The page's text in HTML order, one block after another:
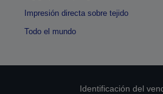
Impresión directa sobre tejido
Todo el mundo
Identificación del